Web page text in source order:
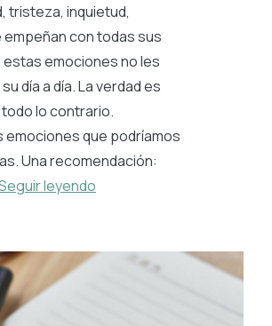
tristeza, inquietud,
con todas sus
emociones no les
día a día. La verdad es
lo contrario.
emociones que podríamos
Una recomendación:
leyendo